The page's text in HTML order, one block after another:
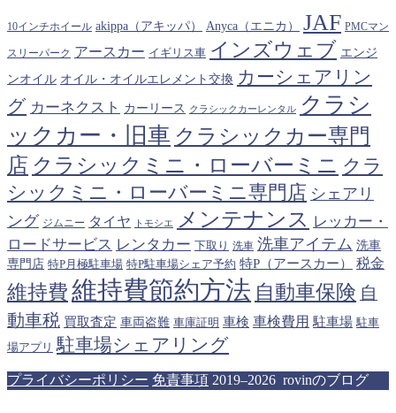
10インチホイール akippa（アキッパ） Anyca（エニカ） JAF PMCマン
スリーパーク アースカー イギリス車 インズウェブ エンジ
ンオイル オイル・オイルエレメント交換 カーシェアリン
グ カーネクスト カーリース クラシックカーレンタル
クラシ
ックカー・旧車 クラシックカー専門
店 クラシックミニ・ローバーミニ クラ
シックミニ・ローバーミニ専門店 シェアリ
ング ジムニー タイヤ トモシエ メンテナンス レッカー・
ロードサービス レンタカー 下取り 洗車 洗車アイテム 洗車
専門店 特P月極駐車場 特P駐車場シェア予約 特P（アースカー） 税金
維持費 維持費節約方法 自動車保険 自
動車税 買取査定 車両盗難 車庫証明 車検 車検費用 駐車場 駐車
場アプリ 駐車場シェアリング
プライバシーポリシー 免責事項 2019–2026 rovinのブログ